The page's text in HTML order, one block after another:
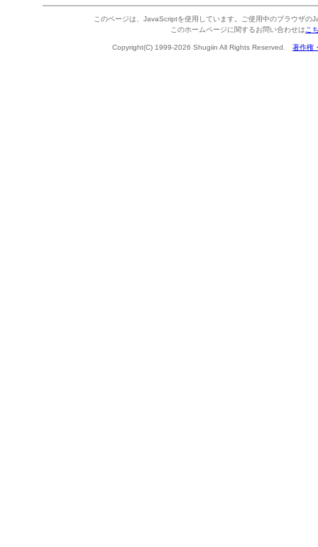
このページは、JavaScriptを使用しています。ご使用中のブラウザの
このホームページに関するお問い合わせは こ
Copyright(C) 1999-2026 Shugiin All Rights Reserved. 著作権